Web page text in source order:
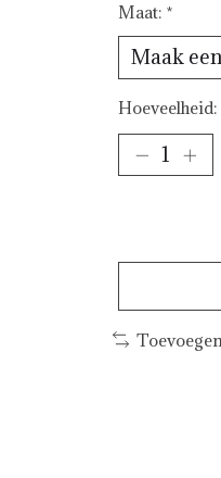
Maat: *
Hoeveelheid: